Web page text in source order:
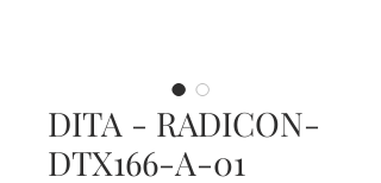
DITA - RADICON-
DTX166-A-01